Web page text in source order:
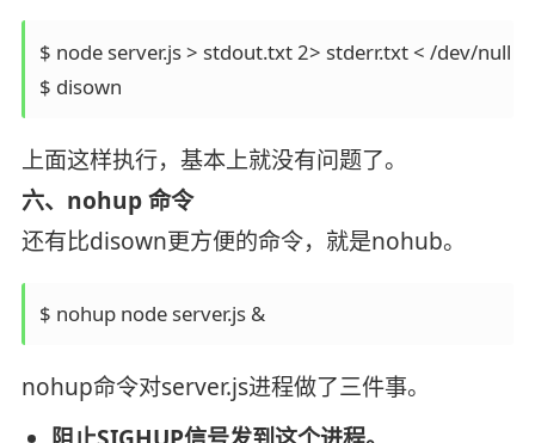
$ node server.js > stdout.txt 2> stderr.txt < /dev/null &
上面这样执行，基本上就没有问题了。
六、nohup 命令
还有比disown更方便的命令，就是nohub。
$ nohup node server.js &
nohup命令对server.js进程做了三件事。